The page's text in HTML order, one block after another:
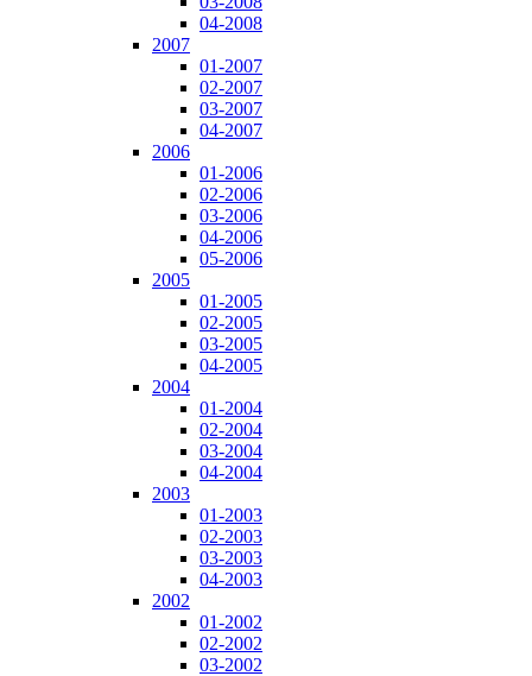
04-2008
2007
01-2007
02-2007
03-2007
04-2007
2006
01-2006
02-2006
03-2006
04-2006
05-2006
2005
01-2005
02-2005
03-2005
04-2005
2004
01-2004
02-2004
03-2004
04-2004
2003
01-2003
02-2003
03-2003
04-2003
2002
01-2002
02-2002
03-2002